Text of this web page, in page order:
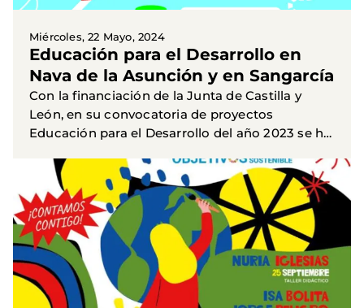
Miércoles, 22 Mayo, 2024
Educación para el Desarrollo en
Nava de la Asunción y en Sangarcía
Con la financiación de la Junta de Castilla y
León, en su convocatoria de proyectos
Educación para el Desarrollo del año 2023 se ha
valores a través de la...